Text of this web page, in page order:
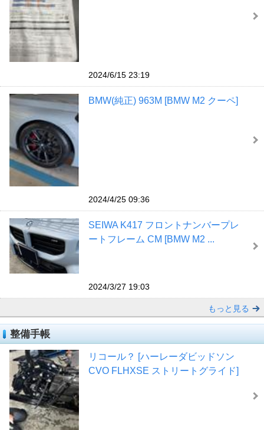
2024/6/15 23:19
BMW(純正) 963M [BMW M2 クーペ]
2024/4/25 09:36
SEIWA K417 フロントナンバープレ
ートフレーム CM [BMW M2 ...
2024/3/27 19:03
もっと見る
整備手帳
リコール？ [ハーレーダビッドソン
CVO FLHXSE ストリートグライド]